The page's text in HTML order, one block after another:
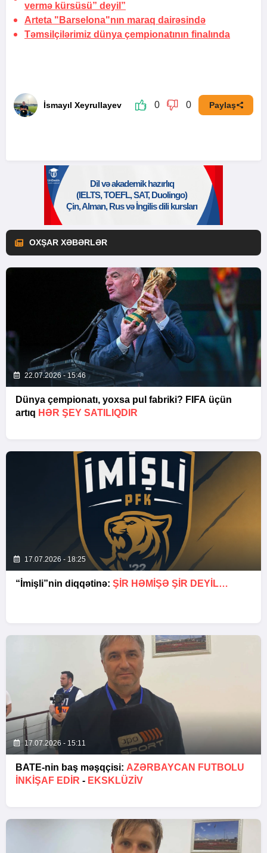
vermə kürsüsü” deyil”
Arteta "Barselona"nın maraq dairəsində
Təmsilçilərimiz dünya çempionatının finalında
İsmayıl Xeyrullayev 0 0 Paylaş
OXŞAR XƏBƏRLƏR
22.07.2026 - 15:46
Dünya çempionatı, yoxsa pul fabriki? FIFA üçün
artıq HƏR ŞEY SATILIQDIR
17.07.2026 - 18:25
“İmişli”nin diqqətinə: ŞIR HƏMIŞƏ ŞIR DEYIL…
17.07.2026 - 15:11
BATE-nin baş məşqçisi: AZƏRBAYCAN FUTBOLU
INKIŞAF EDIR - EKSKLÜZİV